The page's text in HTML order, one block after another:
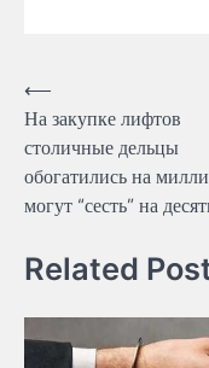
Навігація
записів
⟵
На закупке лифтов
столичные дельцы
обогатились на
могут “сесть” на
Related